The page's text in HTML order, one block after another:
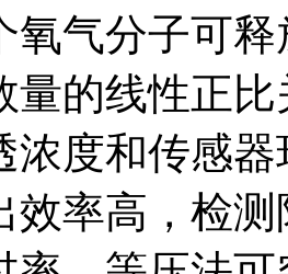
氧气分子可
量的线性正
浓度和传感
效率高，检